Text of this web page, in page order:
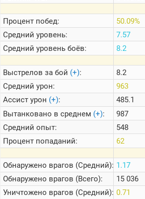
ВК
Портал
Мира
Танков
Процент побед:
Средний уровень:
Средний уровень боёв:
Выстрелов за бой (+):
Средний урон:
Ассист урон (+):
Вытанковано в среднем (+):
Средний опыт:
Процент попаданий:
Обнаружено врагов (Средний):
Обнаружено врагов (Всего):
Уничтожено врагов (Средний):
50.09%
7.57
8.2
8.2
963
485.1
987
548
62
1.17
15 036
0.71